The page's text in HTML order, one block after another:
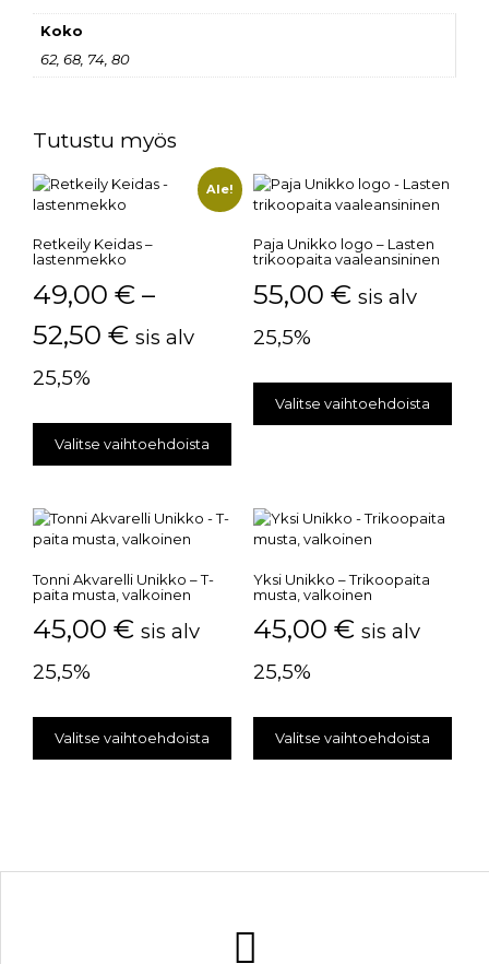
Koko
62, 68, 74, 80
Tutustu myös
Ale!
Retkeily Keidas –
lastenmekko
49,00 € –
52,50 € sis alv
25,5%
Valitse vaihtoehdoista
Paja Unikko logo – Lasten
trikoopaita vaaleansininen
55,00 € sis alv
25,5%
Valitse vaihtoehdoista
Tonni Akvarelli Unikko – T-
paita musta, valkoinen
45,00 € sis alv
25,5%
Valitse vaihtoehdoista
Yksi Unikko – Trikoopaita
musta, valkoinen
45,00 € sis alv
25,5%
Valitse vaihtoehdoista